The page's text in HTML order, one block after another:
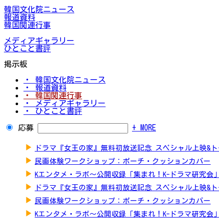
韓国文化院ニュース
報道資料
韓国関連行事
メディアギャラリー
ひとこと書評
掲示板
・ 韓国文化院ニュース
・ 報道資料
・ 韓国関連行事
・ メディアギャラリー
・ ひとこと書評
応募 + MORE
▶ ドラマ『女王の家』無料初放送記念 スペシャル上映&
▶ 民画体験ワークショップ：ポーチ・クッションカバー
▶ Kエンタメ・ラボ～公開収録「集まれ！K-ドラマ研究会」
▶ ドラマ『女王の家』無料初放送記念 スペシャル上映&
▶ 民画体験ワークショップ：ポーチ・クッションカバー
▶ Kエンタメ・ラボ～公開収録「集まれ！K-ドラマ研究会」